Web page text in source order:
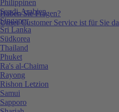
Haben Sie Fragen?
Unser Customer Service ist für Sie
Philippinen
Saudi-Arabien
Singapur
Sri Lanka
Südkorea
Thailand
Phuket
Ra's al-Chaima
Rayong
Rishon Letzion
Samui
Sapporo